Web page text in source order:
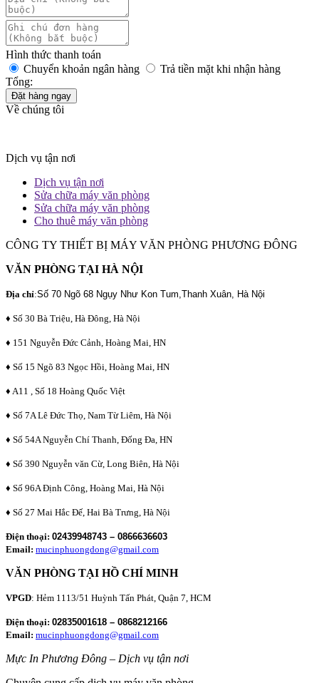
Hình thức thanh toán
Chuyển khoản ngân hàng
Trả tiền mặt khi nhận hàng
Tổng:
Đặt hàng ngay
Về chúng tôi
Dịch vụ tận nơi
Dịch vụ tận nơi
Sửa chữa máy văn phòng
Sửa chữa máy văn phòng
Cho thuê máy văn phòng
CÔNG TY THIẾT BỊ MÁY VĂN PHÒNG PHƯƠNG ĐÔNG
VĂN PHÒNG TẠI HÀ NỘI
Địa chỉ:Số 70 Ngõ 68 Ngụy Như Kon Tum,Thanh Xuân, Hà Nội
♦ Số 30 Bà Triệu, Hà Đông, Hà Nội
♦ 151 Nguyễn Đức Cảnh, Hoàng Mai, HN
♦ Số 15 Ngõ 83 Ngọc Hồi, Hoàng Mai, HN
♦ A11 , Số 18 Hoàng Quốc Việt
♦ Số 7A Lê Đức Thọ, Nam Từ Liêm, Hà Nội
♦ Số 54A Nguyễn Chí Thanh, Đống Đa, HN
♦ Số 390 Nguyễn văn Cừ, Long Biên, Hà Nội
♦ Số 96A Định Công, Hoàng Mai, Hà Nội
♦ Số 27 Mai Hắc Đế, Hai Bà Trưng, Hà Nội
Điện thoại: 02439948743 – 0866636603
Email: mucinphuongdong@gmail.com
VĂN PHÒNG TẠI HỒ CHÍ MINH
VPGD: Hẻm 1113/51 Huỳnh Tấn Phát, Quận 7, HCM
Điện thoại: 02835001618 – 0868212166
Email: mucinphuongdong@gmail.com
Mực In Phương Đông – Dịch vụ tận nơi